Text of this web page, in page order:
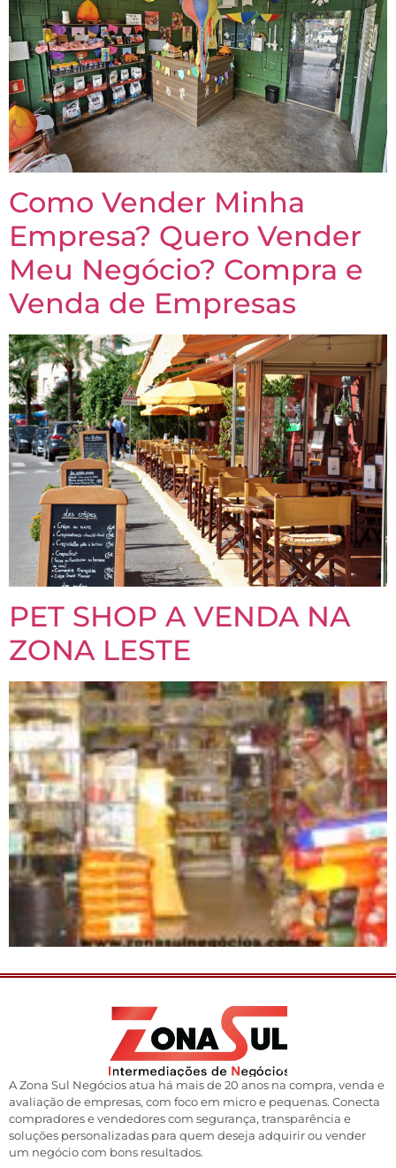
Como Vender Minha
Empresa? Quero Vender
Meu Negócio? Compra e
Venda de Empresas
PET SHOP A VENDA NA
ZONA LESTE
A Zona Sul Negócios atua há mais de 20 anos na compra, venda e
avaliação de empresas, com foco em micro e pequenas. Conecta
compradores e vendedores com segurança, transparência e
soluções personalizadas para quem deseja adquirir ou vender
um negócio com bons resultados.